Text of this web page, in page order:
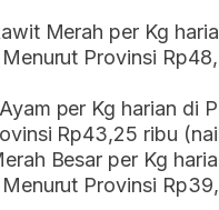
Merah per Kg
Provinsi
per Kg harian di
Rp43,25 ribu
Besar per Kg
Provinsi